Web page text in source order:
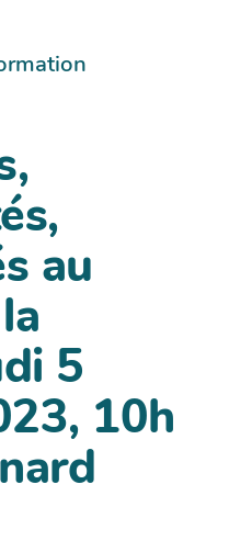
au
5
10h